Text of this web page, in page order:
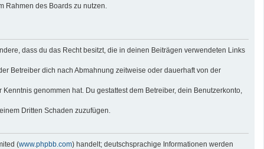
Rahmen des Boards zu nutzen.
dass du das Recht besitzt, die in deinen Beiträgen verwendeten Links
Betreiber dich nach Abmahnung zeitweise oder dauerhaft von der
genommen hat. Du gestattest dem Betreiber, dein Benutzerkonto,
Dritten Schaden zuzufügen.
(www.phpbb.com) handelt; deutschsprachige Informationen werden